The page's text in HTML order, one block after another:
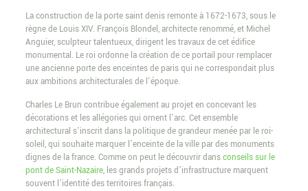
La construction de la porte saint denis remonte à 1672-1673, sous le
règne de Louis XIV. François Blondel, architecte renommé, et Michel
Anguier, sculpteur talentueux, dirigent les travaux de cet édifice
monumental. Le roi ordonne la création de ce portail pour remplacer
une ancienne porte des enceintes de paris qui ne correspondait plus
aux ambitions architecturales de l’époque.
Charles Le Brun contribue également au projet en concevant les
décorations et les allégories qui ornent l’arc. Cet ensemble
architectural s’inscrit dans la politique de grandeur menée par le roi-
soleil, qui souhaite marquer l’enceinte de la ville par des monuments
dignes de la france. Comme on peut le découvrir dansconseils sur le
pont de Saint-Nazaire, les grands projets d’infrastructure marquent
souvent l’identité des territoires français.